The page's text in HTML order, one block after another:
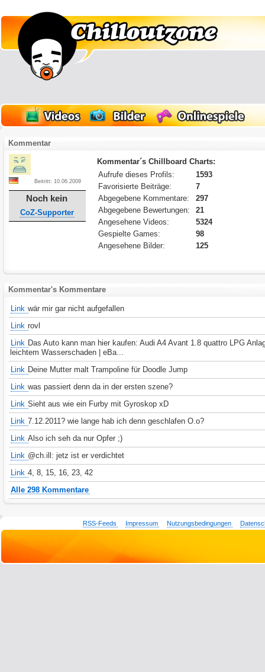
Kommentar
Beitritt: 10.06.2009
Noch kein
CoZ-Supporter
Kommentar´s Chillboard Charts:
Aufrufe dieses Profils:
1593
Favorisierte Beiträge:
7
Abgegebene Kommentare:
297
Abgegebene Bewertungen:
21
Angesehene Videos:
5324
Gespielte Games:
98
Angesehene Bilder:
125
Kommentar's Kommentare
Link wär mir gar nicht aufgefallen
Link rovl
Link Das Auto kann man hier kaufen: Audi A4 Avant 1.8 quattro LPG
leichtem Wasserschaden | eBa...
Link Deine Mutter malt Trampoline für Doodle Jump
Link was passiert denn da in der ersten szene?
Link Sieht aus wie ein Furby mit Gyroskop xD
Link 7.12.2011? wie lange hab ich denn geschlafen O.o?
Link Also ich seh da nur Opfer ;)
Link @ch.ill: jetz ist er verdichtet
Link 4, 8, 15, 16, 23, 42
Alle 298 Kommentare
RSS-Feeds Impressum Nutzungsbedingungen